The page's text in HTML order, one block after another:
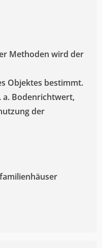
Methoden wird der
Objektes bestimmt.
a. Bodenrichtwert,
der